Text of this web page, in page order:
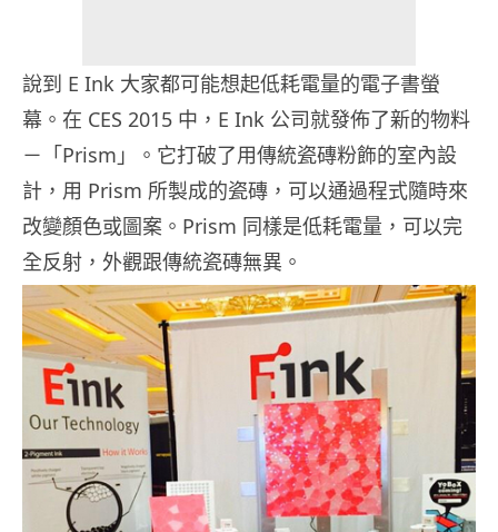
說到 E Ink 大家都可能想起低耗電量的電子書螢
幕。在 CES 2015 中，E Ink 公司就發佈了新的物料
－「Prism」。它打破了用傳統瓷磚粉飾的室內設
計，用 Prism 所製成的瓷磚，可以通過程式隨時來
改變顏色或圖案。Prism 同樣是低耗電量，可以完
全反射，外觀跟傳統瓷磚無異。